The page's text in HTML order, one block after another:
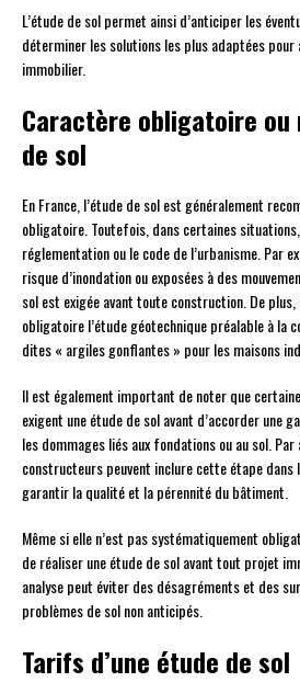
L’étude de sol permet ainsi d’anticiper les
déterminer les solutions les plus adaptées
immobilier.
Caractère obligatoire ou
de sol
En France, l’étude de sol est généralement
obligatoire. Toutefois, dans certaines
réglementation ou le code de l’urbanisme. Par
risque d’inondation ou exposées à des
sol est exigée avant toute construction. De
obligatoire l’étude géotechnique préalable à la
dites « argiles gonflantes » pour les maisons
Il est également important de noter que
exigent une étude de sol avant d’accorder une
les dommages liés aux fondations ou au sol.
constructeurs peuvent inclure cette étape dans
garantir la qualité et la pérennité du bâtiment.
Même si elle n’est pas systématiquement
de réaliser une étude de sol avant tout projet
analyse peut éviter des désagréments et des
problèmes de sol non anticipés.
Tarifs d’une étude de sol